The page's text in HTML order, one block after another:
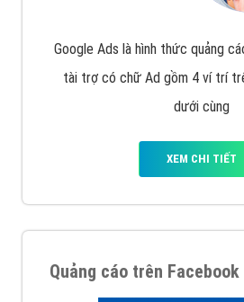
Google Ads là hình thức quảng
tài trợ có chữ Ad gồm 4 ví trí
dưới cùng
XEM CHI TIẾT
Quảng cáo trên Facebook